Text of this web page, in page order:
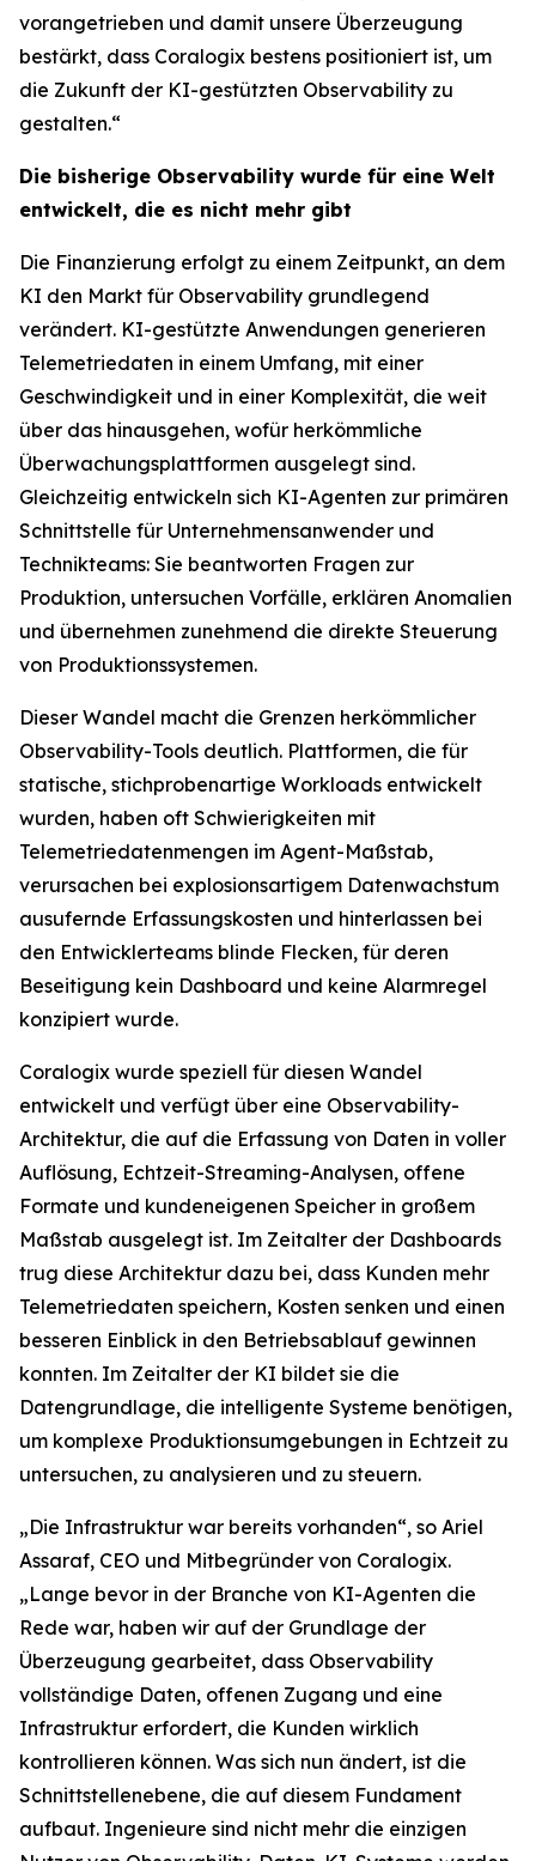
vorangetrieben und damit unsere Überzeugung
bestärkt, dass Coralogix bestens positioniert ist, um
die Zukunft der KI-gestützten Observability zu
gestalten.“
Die bisherige Observability wurde für eine Welt
entwickelt, die es nicht mehr gibt
Die Finanzierung erfolgt zu einem Zeitpunkt, an dem
KI den Markt für Observability grundlegend
verändert. KI-gestützte Anwendungen generieren
Telemetriedaten in einem Umfang, mit einer
Geschwindigkeit und in einer Komplexität, die weit
über das hinausgehen, wofür herkömmliche
Überwachungsplattformen ausgelegt sind.
Gleichzeitig entwickeln sich KI-Agenten zur primären
Schnittstelle für Unternehmensanwender und
Technikteams: Sie beantworten Fragen zur
Produktion, untersuchen Vorfälle, erklären Anomalien
und übernehmen zunehmend die direkte Steuerung
von Produktionssystemen.
Dieser Wandel macht die Grenzen herkömmlicher
Observability-Tools deutlich. Plattformen, die für
statische, stichprobenartige Workloads entwickelt
wurden, haben oft Schwierigkeiten mit
Telemetriedatenmengen im Agent-Maßstab,
verursachen bei explosionsartigem Datenwachstum
ausufernde Erfassungskosten und hinterlassen bei
den Entwicklerteams blinde Flecken, für deren
Beseitigung kein Dashboard und keine Alarmregel
konzipiert wurde.
Coralogix wurde speziell für diesen Wandel
entwickelt und verfügt über eine Observability-
Architektur, die auf die Erfassung von Daten in voller
Auflösung, Echtzeit-Streaming-Analysen, offene
Formate und kundeneigenen Speicher in großem
Maßstab ausgelegt ist. Im Zeitalter der Dashboards
trug diese Architektur dazu bei, dass Kunden mehr
Telemetriedaten speichern, Kosten senken und einen
besseren Einblick in den Betriebsablauf gewinnen
konnten. Im Zeitalter der KI bildet sie die
Datengrundlage, die intelligente Systeme benötigen,
um komplexe Produktionsumgebungen in Echtzeit zu
untersuchen, zu analysieren und zu steuern.
„Die Infrastruktur war bereits vorhanden“, so Ariel
Assaraf, CEO und Mitbegründer von Coralogix.
„Lange bevor in der Branche von KI-Agenten die
Rede war, haben wir auf der Grundlage der
Überzeugung gearbeitet, dass Observability
vollständige Daten, offenen Zugang und eine
Infrastruktur erfordert, die Kunden wirklich
kontrollieren können. Was sich nun ändert, ist die
Schnittstellenebene, die auf diesem Fundament
aufbaut. Ingenieure sind nicht mehr die einzigen